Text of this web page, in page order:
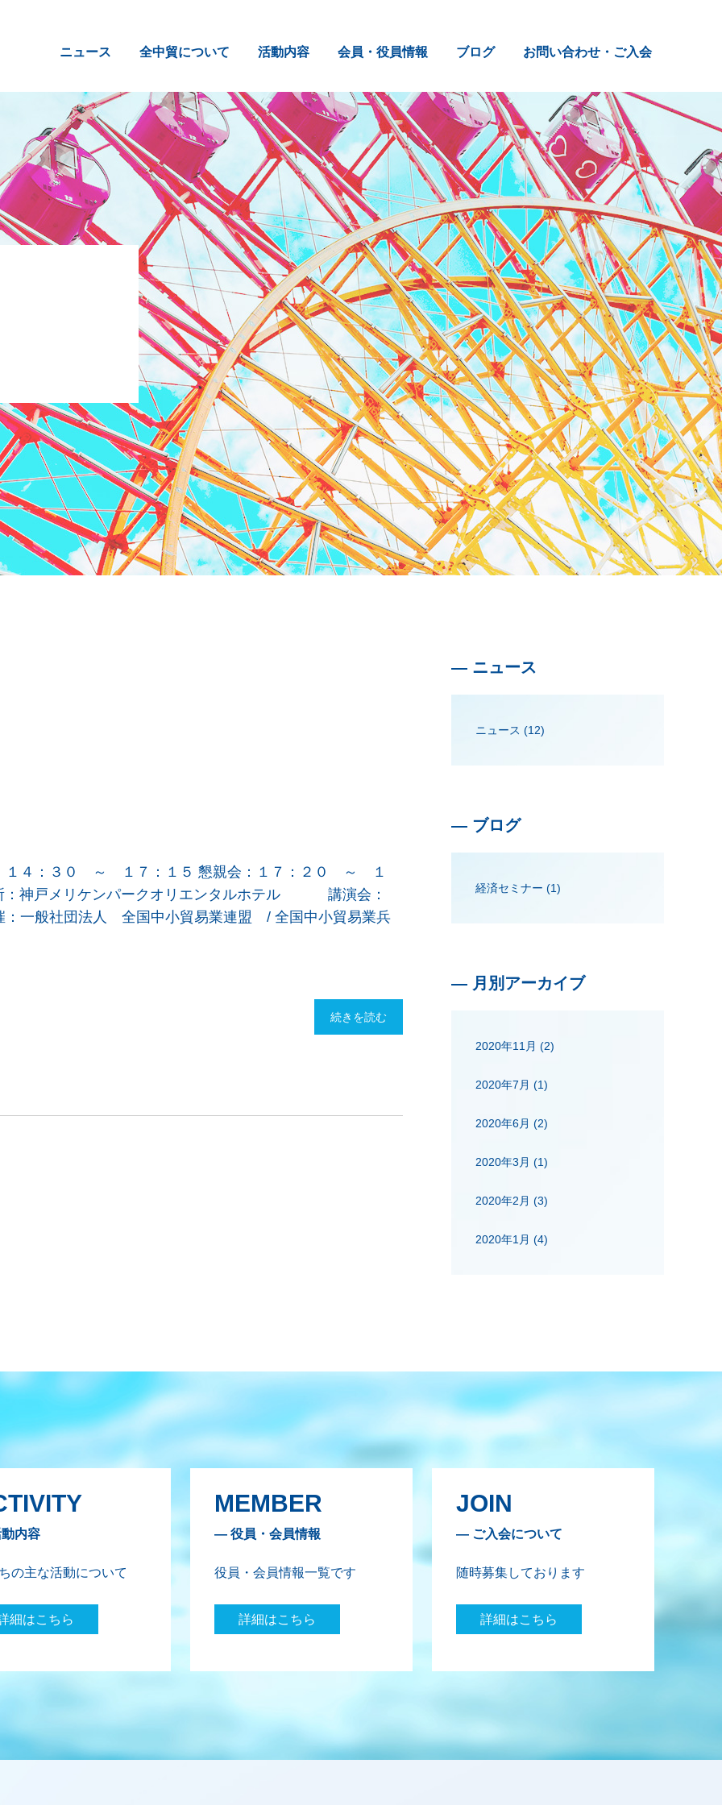
ニュース 全中貿について 活動内容 会員・役員情報 ブログ お問い合わせ・ご入会
１４：３０ ～ １７：１５ 懇親会：１７：２０ ～ １
：神戸メリケンパークオリエンタルホテル 講演会：
般社団法人 全国中小貿易業連盟 / 全国中小貿易業兵
続きを読む
— ニュース
ニュース (12)
— ブログ
経済セミナー (1)
— 月別アーカイブ
2020年11月 (2)
2020年7月 (1)
2020年6月 (2)
2020年3月 (1)
2020年2月 (3)
2020年1月 (4)
内容
の主な活動について
細はこちら
MEMBER
— 役員・会員情報
役員・会員情報一覧です
詳細はこちら
JOIN
— ご入会について
随時募集しております
詳細はこちら